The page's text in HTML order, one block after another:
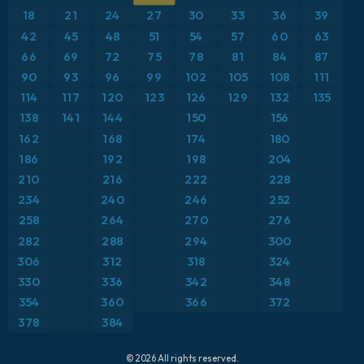
ICON Alemania 2 km
Caribe
Escandinavia
Estados Unidos
Europa
Francia
Grecia
Islandia
Anomalía de temperatura a 850 hPa
CAPE
Precipitación, nubes y presión
Profundidad de nieve
Punto de rocío a 2 m
Ráfagas de Viento Máximas
Ráfagas de viento
18
21 24 27 30 33 36 39
42 45 48 51 54 57 60
63
66
69 72 75 78 81 84 87
90 93 96 99 102 105 108 111
114 117 120 123 126 129 132 135
138 141 144 150
156
162
168 174
180
186
192 198
204
210
216 222 228
234 240 246 252
258 264 270
276
282
288 294
300
306
312 318
324
330
336 342 348
354 360 366 372
378 384
© 2026 All rights reserved.